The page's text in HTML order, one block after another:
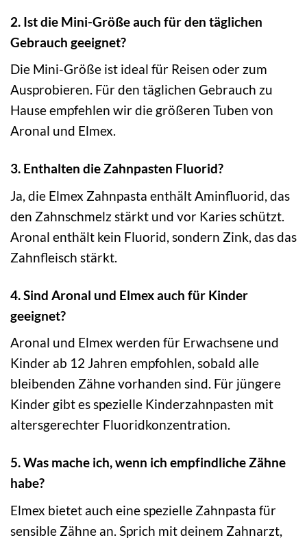
2. Ist die Mini-Größe auch für den täglichen
Gebrauch geeignet?
Die Mini-Größe ist ideal für Reisen oder zum
Ausprobieren. Für den täglichen Gebrauch zu
Hause empfehlen wir die größeren Tuben von
Aronal und Elmex.
3. Enthalten die Zahnpasten Fluorid?
Ja, die Elmex Zahnpasta enthält Aminfluorid, das
den Zahnschmelz stärkt und vor Karies schützt.
Aronal enthält kein Fluorid, sondern Zink, das das
Zahnfleisch stärkt.
4. Sind Aronal und Elmex auch für Kinder
geeignet?
Aronal und Elmex werden für Erwachsene und
Kinder ab 12 Jahren empfohlen, sobald alle
bleibenden Zähne vorhanden sind. Für jüngere
Kinder gibt es spezielle Kinderzahnpasten mit
altersgerechter Fluoridkonzentration.
5. Was mache ich, wenn ich empfindliche Zähne
habe?
Elmex bietet auch eine spezielle Zahnpasta für
sensible Zähne an. Sprich mit deinem Zahnarzt,